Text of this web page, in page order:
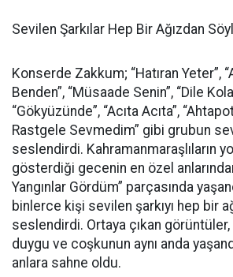
Sevilen Şarkılar Hep Bir Ağızdan
Konserde Zakkum; “Hatıran Yeter”,
Benden”, “Müsaade Senin”, “Dile
“Gökyüzünde”, “Acıta Acıta”,
Rastgele Sevmedim” gibi grubun
seslendirdi. Kahramanmaraşlıların
gösterdiği gecenin en özel
Yangınlar Gördüm” parçasında
binlerce kişi sevilen şarkıyı hep bir
seslendirdi. Ortaya çıkan görüntüler,
duygu ve coşkunun aynı anda
anlara sahne oldu.